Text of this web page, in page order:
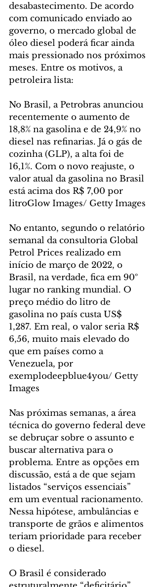
desabastecimento. De acordo
com comunicado enviado ao
governo, o mercado global de
óleo diesel poderá ficar ainda
mais pressionado nos próximos
meses. Entre os motivos, a
petroleira lista:
No Brasil, a Petrobras anunciou
recentemente o aumento de
18,8% na gasolina e de 24,9% no
diesel nas refinarias. Já o gás de
cozinha (GLP), a alta foi de
16,1%. Com o novo reajuste, o
valor atual da gasolina no Brasil
está acima dos R$ 7,00 por
litroGlow Images/ Getty Images
No entanto, segundo o relatório
semanal da consultoria Global
Petrol Prices realizado em
início de março de 2022, o
Brasil, na verdade, fica em 90º
lugar no ranking mundial. O
preço médio do litro de
gasolina no país custa US$
1,287. Em real, o valor seria R$
6,56, muito mais elevado do
que em países como a
Venezuela, por
exemplodeepblue4you/ Getty
Images
Nas próximas semanas, a área
técnica do governo federal deve
se debruçar sobre o assunto e
buscar alternativa para o
problema. Entre as opções em
discussão, está a de que sejam
listados “serviços essenciais”
em um eventual racionamento.
Nessa hipótese, ambulâncias e
transporte de grãos e alimentos
teriam prioridade para receber
o diesel.
O Brasil é considerado